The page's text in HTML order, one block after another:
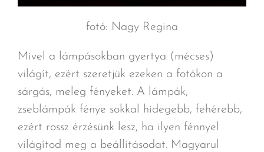
fotó: Nagy Regina
Mivel a lámpásokban gyertya (mécses)
világít, ezért szeretjük ezeken a fotókon a
sárgás, meleg fényeket. A lámpák,
zseblámpák fénye sokkal hidegebb, fehérebb,
ezért rossz érzésünk lesz, ha ilyen fénnyel
világítod meg a beállításodat. Magyarul